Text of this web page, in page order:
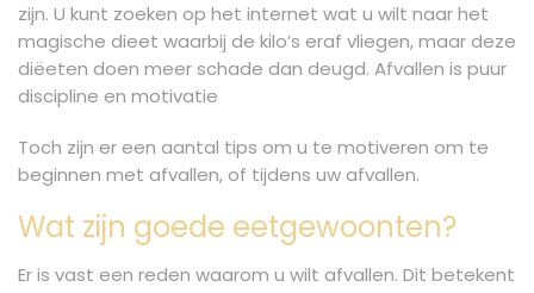
zijn. U kunt zoeken op het internet wat u wilt naar het
magische dieet waarbij de kilo’s eraf vliegen, maar deze
diëeten doen meer schade dan deugd. Afvallen is puur
discipline en motivatie
Toch zijn er een aantal tips om u te motiveren om te
beginnen met afvallen, of tijdens uw afvallen.
Wat zijn goede eetgewoonten?
Er is vast een reden waarom u wilt afvallen. Dit betekent